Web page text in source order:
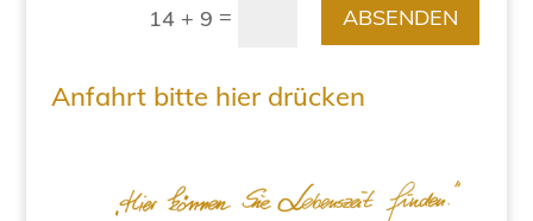
14 + 9 = ABSENDEN
Anfahrt bitte hier drücken